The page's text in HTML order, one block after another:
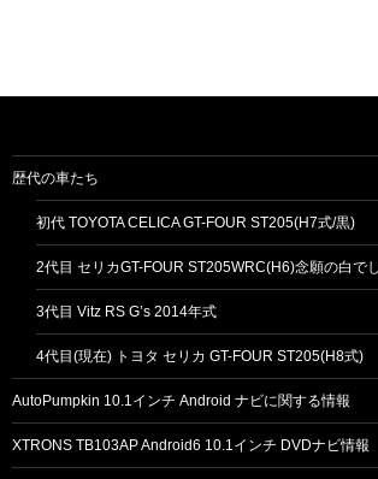
歴代の車たち
初代 TOYOTA CELICA GT-FOUR ST205(H7式/黒)
2代目 セリカGT-FOUR ST205WRC(H6)念願の白でし
3代目 Vitz RS G’s 2014年式
4代目(現在) トヨタ セリカ GT-FOUR ST205(H8式)
AutoPumpkin 10.1インチ Android ナビに関する情報
XTRONS TB103AP Android6 10.1インチ DVDナビ情報